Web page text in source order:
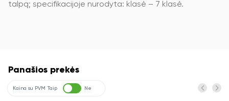
talpą; specifikacijoje nurodyta: klasė – 7 klasė.
Panašios prekės
Kaina su PVM Taip Ne